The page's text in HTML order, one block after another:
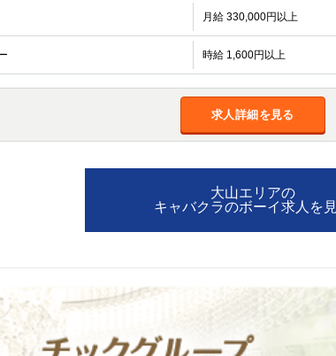
月給 330,000円以上
時給 1,600円以上
求人詳細を見る
大山エリアの
キャバクラのボーイ求人を
南越谷 志木
川越
獨協大学前
川口 蕨
成田
千葉
ひたち野うしく